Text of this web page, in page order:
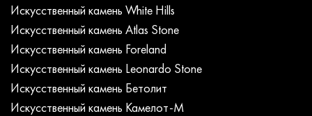
Искусcтвенный камень White Hills
Искусcтвенный камень Atlas Stone
Искусcтвенный камень Foreland
Искусcтвенный камень Leonardo Stone
Искусcтвенный камень Бетолит
Искусcтвенный камень Камелот-М